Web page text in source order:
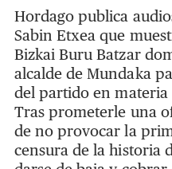
Hordago publica
Sabin Etxea que
Bizkai Buru Batzar
alcalde de Mundaka
del partido en
Tras prometerle una
de no provocar la
censura de la historia